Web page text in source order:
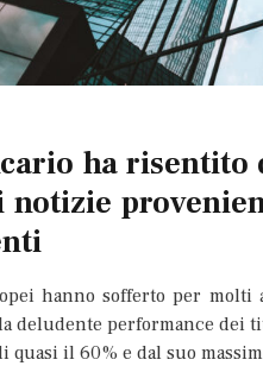
ha risentito
notizie
hanno sofferto per
deludente performance
quasi il 60% e dal suo